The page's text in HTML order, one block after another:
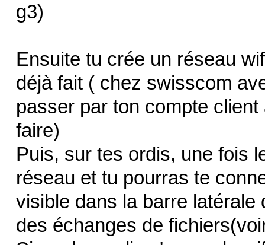
g3)
Ensuite tu crée un réseau
déjà fait ( chez swisscom
passer par ton compte
faire)
Puis, sur tes ordis, une fois
réseau et tu pourras te
visible dans la barre latérale
des échanges de